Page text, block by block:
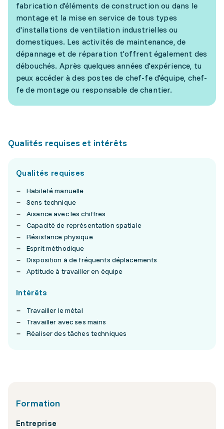
fabrication d'éléments de construction ou dans le
montage et la mise en service de tous types
d'installations de ventilation industrielles ou
domestiques. Les activités de maintenance, de
dépannage et de réparation t'offrent également des
débouchés. Après quelques années d'expérience, tu
peux accéder à des postes de chef-fe d'équipe, chef-
fe de montage ou responsable de chantier.
Qualités requises et intérêts
Qualités requises
Habileté manuelle
Sens technique
Aisance avec les chiffres
Capacité de représentation spatiale
Résistance physique
Esprit méthodique
Disposition à de fréquents déplacements
Aptitude à travailler en équipe
Intérêts
Travailler le métal
Travailler avec ses mains
Réaliser des tâches techniques
Formation
Entreprise